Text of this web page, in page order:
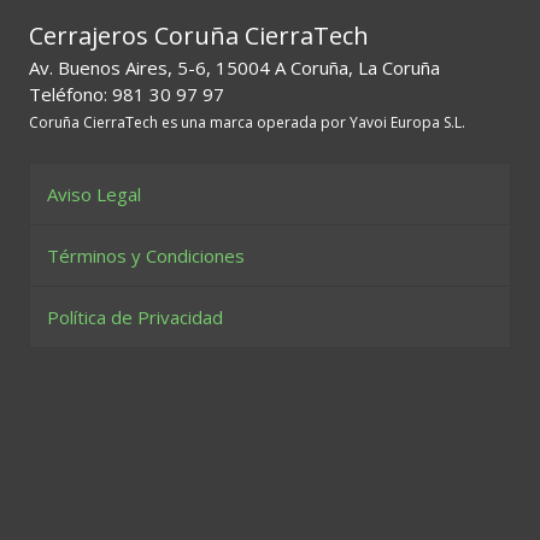
Cerrajeros Coruña CierraTech
Av. Buenos Aires, 5-6, 15004 A Coruña, La Coruña
Teléfono: 981 30 97 97
Coruña CierraTech es una marca operada por Yavoi Europa S.L.
Aviso Legal
Términos y Condiciones
Política de Privacidad